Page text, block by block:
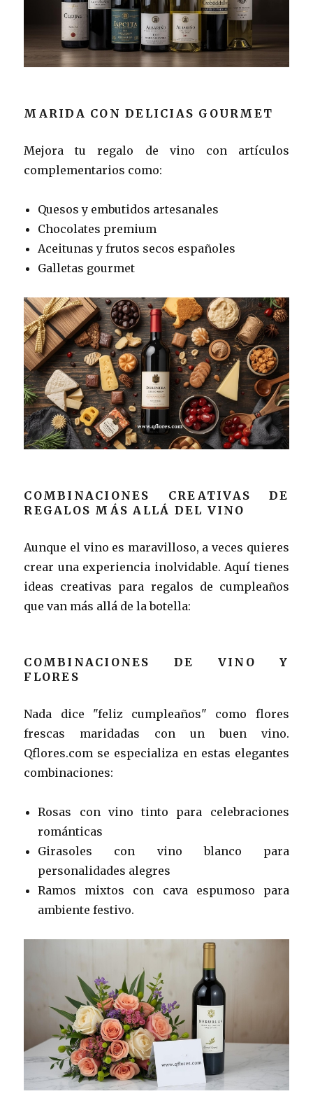
MARIDA CON DELICIAS GOURMET
Mejora tu regalo de vino con artículos
complementarios como:
Quesos y embutidos artesanales
Chocolates premium
Aceitunas y frutos secos españoles
Galletas gourmet
COMBINACIONES CREATIVAS DE
REGALOS MÁS ALLÁ DEL VINO
Aunque el vino es maravilloso, a veces quieres
crear una experiencia inolvidable. Aquí tienes
ideas creativas para regalos de cumpleaños
que van más allá de la botella:
COMBINACIONES DE VINO Y
FLORES
Nada dice "feliz cumpleaños" como flores
frescas maridadas con un buen vino.
Qflores.com se especializa en estas elegantes
combinaciones:
Rosas con vino tinto para celebraciones
románticas
Girasoles con vino blanco para
personalidades alegres
Ramos mixtos con cava espumoso para
ambiente festivo.